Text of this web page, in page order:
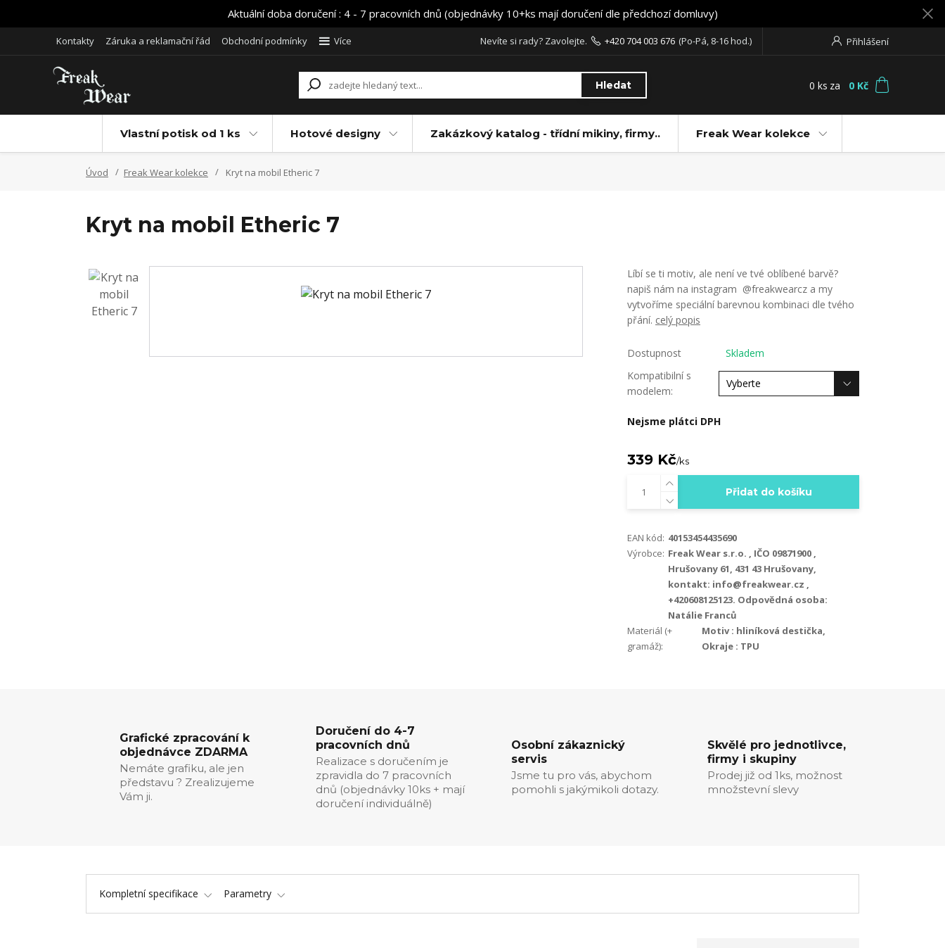
Aktuální doba doručení : 4 - 7 pracovních dnů (objednávky 10+ks mají doručení dle předchozí domluvy)
Kontakty Záruka a reklamační řád Obchodní podmínky Více Přihlášení
Hledat
Nevíte si rady? Zavolejte. +420 704 003 676 (Po-Pá, 8-16 hod.)
0 ks za 0 Kč
Vlastní potisk od 1 ks Hotové designy Zakázkový katalog - třídní mikiny, firmy.. Freak Wear kolekce
Úvod Freak Wear kolekce Kryt na mobil Etheric 7
Kryt na mobil Etheric 7
Líbí se ti motiv, ale není ve tvé oblíbené barvě?
napiš nám na instagram @freakwearcz a my
vytvoříme speciální barevnou kombinaci dle tvého
přání. celý popis
Dostupnost
Skladem
Kompatibilní s
modelem:
Nejsme plátci DPH
339 Kč/ks
Přidat do košíku
EAN kód: 40153454435690
Výrobce: Freak Wear s.r.o. , IČO 09871900 ,
Hrušovany 61, 431 43 Hrušovany,
kontakt: info@freakwear.cz ,
+420608125123. Odpovědná osoba:
Natálie Franců
Materiál (+
gramáž):
Motiv : hliníková destička,
Okraje : TPU
Grafické zpracování k
objednávce ZDARMA
Nemáte grafiku, ale jen
představu ? Zrealizujeme
Vám ji.
Doručení do 4-7
pracovních dnů
Realizace s doručením je
zpravidla do 7 pracovních
dnů (objednávky 10ks + mají
doručení individuálně)
Osobní zákaznický
servis
Jsme tu pro vás, abychom
pomohli s jakýmikoli dotazy.
Skvělé pro jednotlivce,
firmy i skupiny
Prodej již od 1ks, možnost
množstevní slevy
Kompletní specifikace Parametry